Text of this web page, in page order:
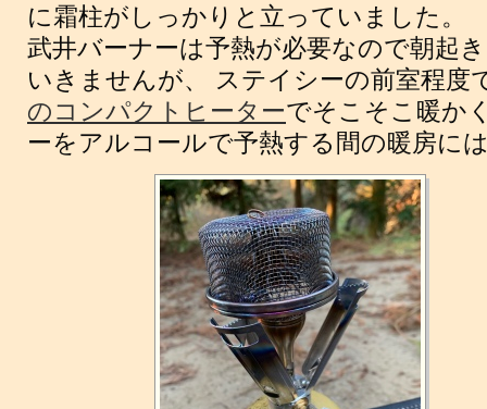
に霜柱がしっかりと立っていました。
武井バーナーは予熱が必要なので朝起
いきませんが、 ステイシーの前室程度
のコンパクトヒーターでそこそこ暖か
ーをアルコールで予熱する間の暖房に